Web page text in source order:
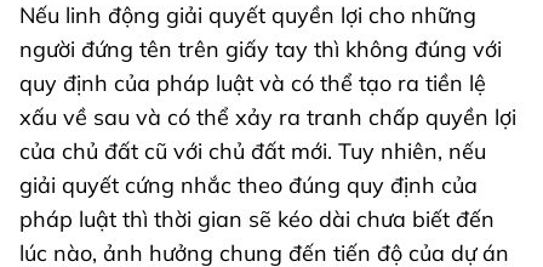
Nếu linh động giải quyết quyền lợi cho những
người đứng tên trên giấy tay thì không đúng với
quy định của pháp luật và có thể tạo ra tiền lệ
xấu về sau và có thể xảy ra tranh chấp quyền lợi
của chủ đất cũ với chủ đất mới. Tuy nhiên, nếu
giải quyết cứng nhắc theo đúng quy định của
pháp luật thì thời gian sẽ kéo dài chưa biết đến
lúc nào, ảnh hưởng chung đến tiến độ của dự án